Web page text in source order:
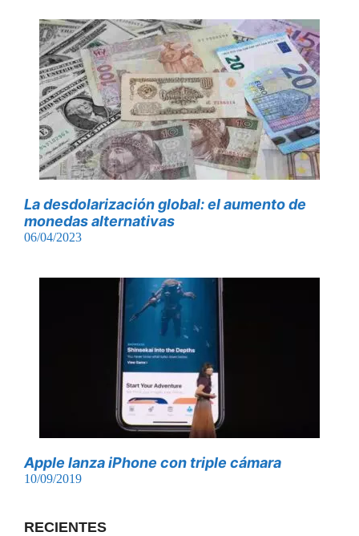
La desdolarización global: el aumento de
monedas alternativas
06/04/2023
Apple lanza iPhone con triple cámara
10/09/2019
RECIENTES